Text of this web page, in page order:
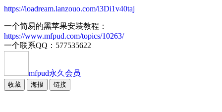
https://loadream.lanzouo.com/i3Di1v40taj
一个简易的黑苹果安装教程：
https://www.mfpud.com/topics/10263/
一个联系QQ：577535622
mfpud永久会员
收藏 海报 链接